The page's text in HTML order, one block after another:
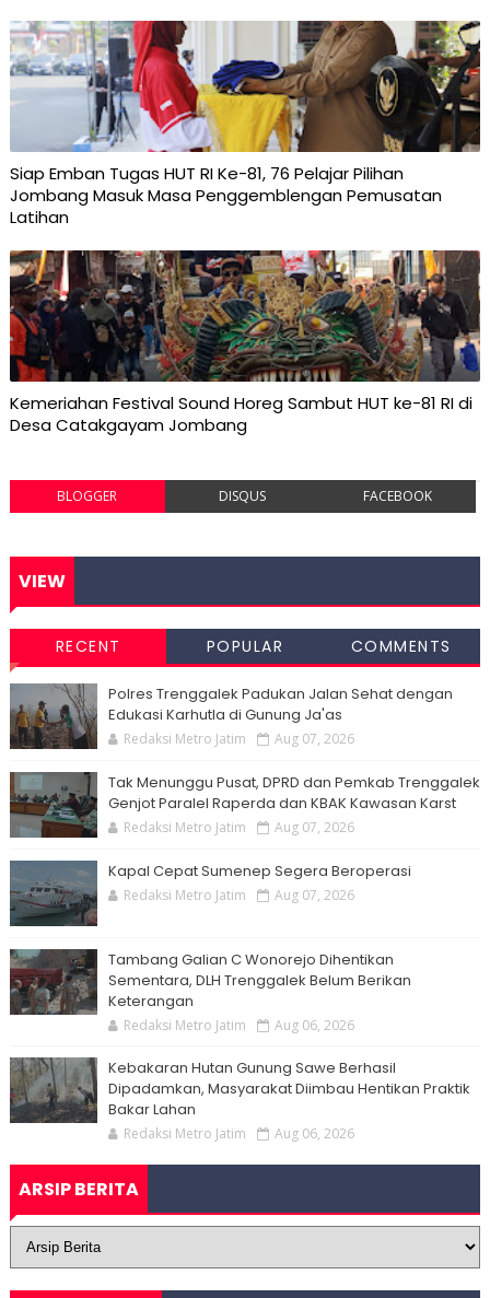
Siap Emban Tugas HUT RI Ke-81, 76 Pelajar Pilihan
Jombang Masuk Masa Penggemblengan Pemusatan
Latihan
Kemeriahan Festival Sound Horeg Sambut HUT ke-81 RI di
Desa Catakgayam Jombang
BLOGGER DISQUS FACEBOOK
VIEW
RECENT POPULAR COMMENTS
Polres Trenggalek Padukan Jalan Sehat dengan
Edukasi Karhutla di Gunung Ja'as
Redaksi Metro Jatim Aug 07, 2026
Tak Menunggu Pusat, DPRD dan Pemkab Trenggalek
Genjot Paralel Raperda dan KBAK Kawasan Karst
Redaksi Metro Jatim Aug 07, 2026
Kapal Cepat Sumenep Segera Beroperasi
Redaksi Metro Jatim Aug 07, 2026
Tambang Galian C Wonorejo Dihentikan
Sementara, DLH Trenggalek Belum Berikan
Keterangan
Redaksi Metro Jatim Aug 06, 2026
Kebakaran Hutan Gunung Sawe Berhasil
Dipadamkan, Masyarakat Diimbau Hentikan Praktik
Bakar Lahan
Redaksi Metro Jatim Aug 06, 2026
ARSIP BERITA